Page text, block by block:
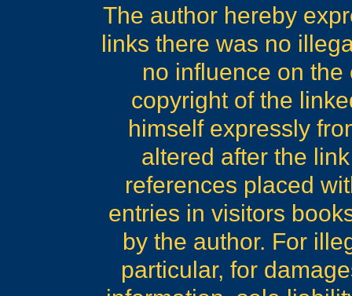
The author hereby
links there was no
no influence on
copyright of the
himself expressly
altered after the
references placed
entries in visitors
by the author. For
particular, for